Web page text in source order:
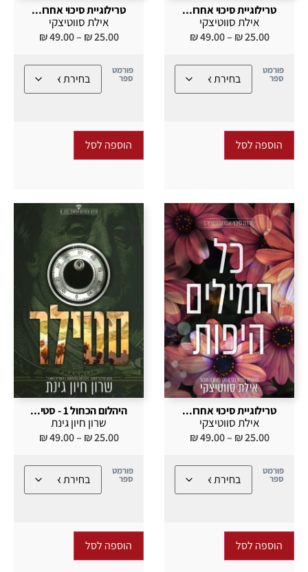
טרילוגיית סיכוי אחרו...
אילת סווטיצקי
₪25.00
–
₪49.00
פורמט
ספר
הוספה לסל
טרילוגיית סיכוי אחרו...
אילת סווטיצקי
₪25.00
–
₪49.00
פורמט
ספר
הוספה לסל
טרילוגיית סיכוי אחרו...
אילת סווטיצקי
₪25.00
–
₪49.00
פורמט
ספר
הוספה לסל
היהלום הכחול 1 - סטי...
שרון חיון גינת
₪25.00
–
₪49.00
פורמט
ספר
הוספה לסל